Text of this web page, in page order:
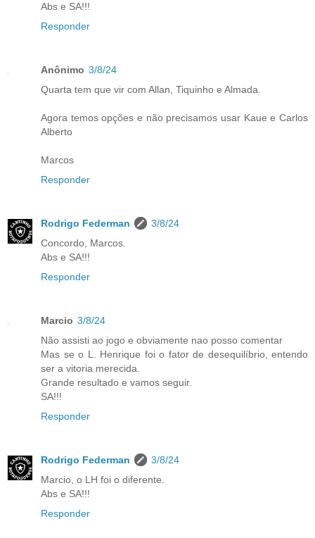
Abs e SA!!!
Responder
Anônimo 3/8/24
Quarta tem que vir com Allan, Tiquinho e Almada.
Agora temos opções e não precisamos usar Kaue e Carlos
Alberto
Marcos
Responder
Rodrigo Federman
3/8/24
Concordo, Marcos.
Abs e SA!!!
Responder
Marcio 3/8/24
Não assisti ao jogo e obviamente nao posso comentar
Mas se o L. Henrique foi o fator de desequilíbrio, entendo
ser a vitoria merecida.
Grande resultado e vamos seguir.
SA!!!
Responder
Rodrigo Federman
3/8/24
Marcio, o LH foi o diferente.
Abs e SA!!!
Responder